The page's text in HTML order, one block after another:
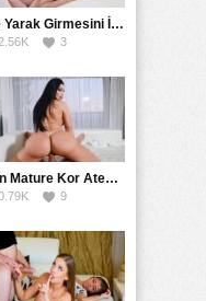
İçine Yarak Girmesini İsteyince Kuzeninin Penisini Kullandı
3
Çılgın Mature Kor Ateşiyle Misafirini Yakıp Eritti
9